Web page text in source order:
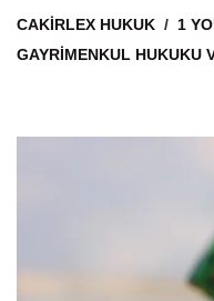
CAKIRLEX HUKUK
1
GAYRIMENKUL HUKUKU